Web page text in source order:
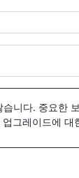
니다. 중요한
업그레이드에